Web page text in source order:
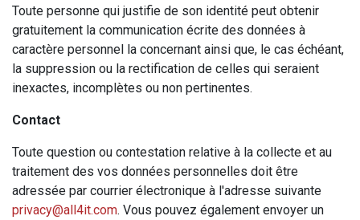
Toute personne qui justifie de son identité peut obtenir
gratuitement la communication écrite des données à
caractère personnel la concernant ainsi que, le cas échéant,
la suppression ou la rectification de celles qui seraient
inexactes, incomplètes ou non pertinentes.
Contact
Toute question ou contestation relative à la collecte et au
traitement des vos données personnelles doit être
adressée par courrier électronique à l'adresse suivante
privacy@all4it.com. Vous pouvez également envoyer un